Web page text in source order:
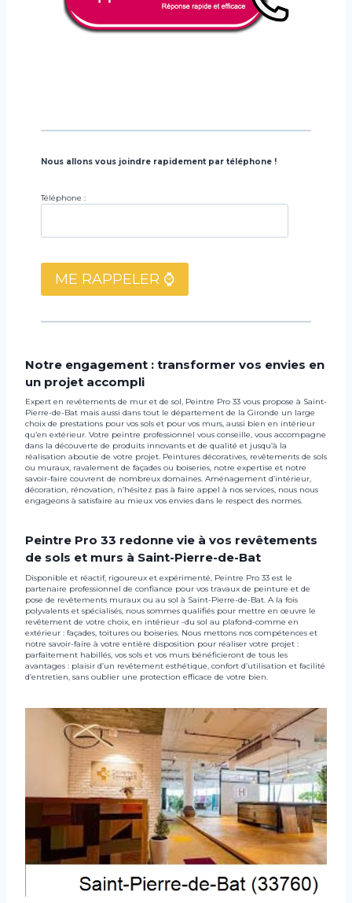
Nous allons vous joindre rapidement par téléphone !
Téléphone :
Notre engagement : transformer vos envies en
un projet accompli
Expert en revêtements de mur et de sol, Peintre Pro 33 vous propose à Saint-
Pierre-de-Bat mais aussi dans tout le département de la Gironde un large
choix de prestations pour vos sols et pour vos murs, aussi bien en intérieur
qu’en extérieur. Votre peintre professionnel vous conseille, vous accompagne
dans la découverte de produits innovants et de qualité et jusqu’à la
réalisation aboutie de votre projet. Peintures décoratives, revêtements de sols
ou muraux, ravalement de façades ou boiseries, notre expertise et notre
savoir-faire couvrent de nombreux domaines. Aménagement d’intérieur,
décoration, rénovation, n’hésitez pas à faire appel à nos services, nous nous
engageons à satisfaire au mieux vos envies dans le respect des normes.
Peintre Pro 33 redonne vie à vos revêtements
de sols et murs à Saint-Pierre-de-Bat
Disponible et réactif, rigoureux et expérimenté, Peintre Pro 33 est le
partenaire professionnel de confiance pour vos travaux de peinture et de
pose de revêtements muraux ou au sol à Saint-Pierre-de-Bat. A la fois
polyvalents et spécialisés, nous sommes qualifiés pour mettre en œuvre le
revêtement de votre choix, en intérieur -du sol au plafond-comme en
extérieur : façades, toitures ou boiseries. Nous mettons nos compétences et
notre savoir-faire à votre entière disposition pour réaliser votre projet :
parfaitement habillés, vos sols et vos murs bénéficieront de tous les
avantages : plaisir d’un revêtement esthétique, confort d’utilisation et facilité
d’entretien, sans oublier une protection efficace de votre bien.